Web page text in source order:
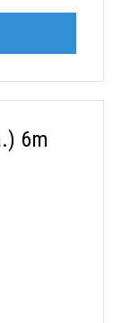
6m